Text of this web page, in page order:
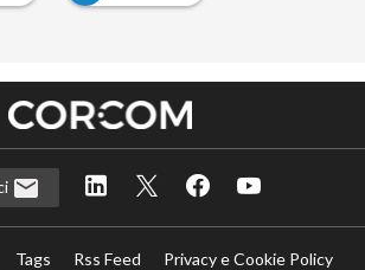
Tags Rss Feed
Privacy e Cookie Policy